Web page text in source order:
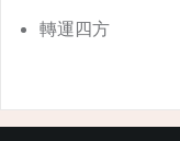
轉運四方